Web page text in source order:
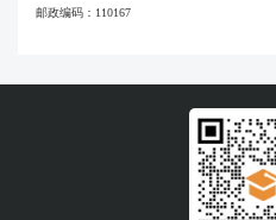
邮政编码：110167